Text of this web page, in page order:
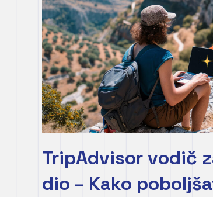
TripAdvisor vodič
dio – Kako